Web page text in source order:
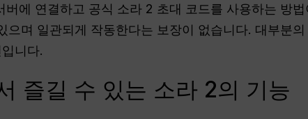
에 연결하고 공식 소라 2 초대 코드를 사용하는 방법
며 일관되게 작동한다는 보장이 없습니다. 대부분
니다.
즐길 수 있는 소라 2의 기능